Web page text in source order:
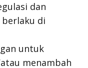
dan
di
untuk
menambah